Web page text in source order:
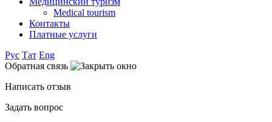
Medical tourism
Контакты
Платные услуги
Рус Тат Eng
Обратная связь
Написать отзыв
Задать вопрос